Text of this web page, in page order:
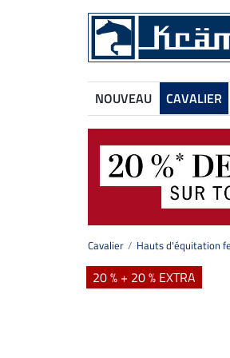
NOUVEAU CAVALIER
Cavalier Hauts d'équitation
20 % + 20 % EXTRA